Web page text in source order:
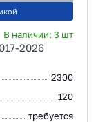
В наличии: 3 шт
2026
2300
120
требуется